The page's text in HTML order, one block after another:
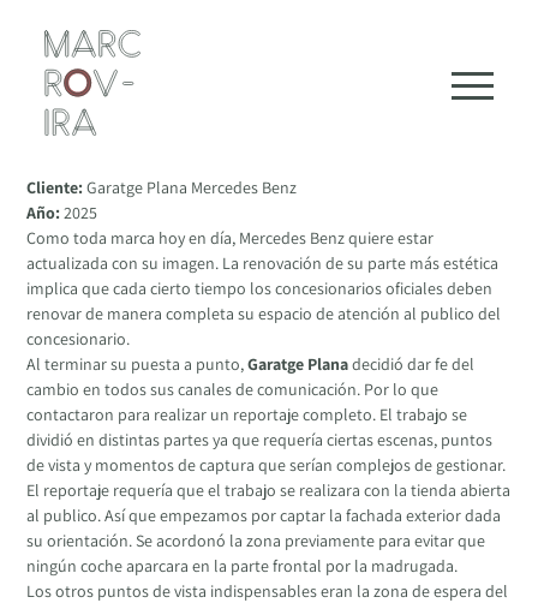
content
Renovación Garatge Plana Mercedes Benz
Cliente: Garatge Plana Mercedes Benz
Año: 2025
Como toda marca hoy en día, Mercedes Benz quiere estar
actualizada con su imagen. La renovación de su parte más estética
implica que cada cierto tiempo los concesionarios oficiales deben
renovar de manera completa su espacio de atención al publico del
concesionario.
Al terminar su puesta a punto,Garatge Planadecidió dar fe del
cambio en todos sus canales de comunicación. Por lo que
contactaron para realizar un reportaje completo. El trabajo se
dividió en distintas partes ya que requería ciertas escenas, puntos
de vista y momentos de captura que serían complejos de gestionar.
El reportaje requería que el trabajo se realizara con la tienda abierta
al publico. Así que empezamos por captar la fachada exterior dada
su orientación. Se acordonó la zona previamente para evitar que
ningún coche aparcara en la parte frontal por la madrugada.
Los otros puntos de vista indispensables eran la zona de espera del